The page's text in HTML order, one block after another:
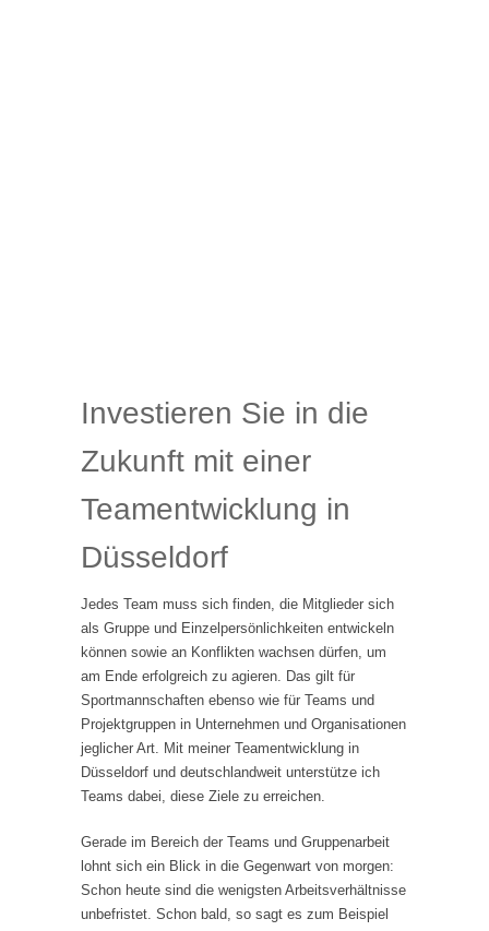
Investieren Sie in die
Zukunft mit einer
Teamentwicklung in
Düsseldorf
Jedes Team muss sich finden, die Mitglieder sich
als Gruppe und Einzelpersönlichkeiten entwickeln
können sowie an Konflikten wachsen dürfen, um
am Ende erfolgreich zu agieren. Das gilt für
Sportmannschaften ebenso wie für Teams und
Projektgruppen in Unternehmen und Organisationen
jeglicher Art. Mit meiner Teamentwicklung in
Düsseldorf und deutschlandweit unterstütze ich
Teams dabei, diese Ziele zu erreichen.
Gerade im Bereich der Teams und Gruppenarbeit
lohnt sich ein Blick in die Gegenwart von morgen:
Schon heute sind die wenigsten Arbeitsverhältnisse
unbefristet. Schon bald, so sagt es zum Beispiel